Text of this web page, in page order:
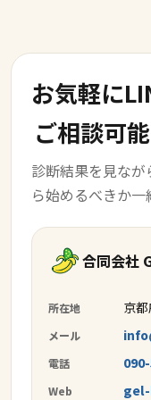
お気軽に
ご相談可能
診断結果を見な
ら始めるべきか一
合同会社
所在地 京
メール
電話
Web